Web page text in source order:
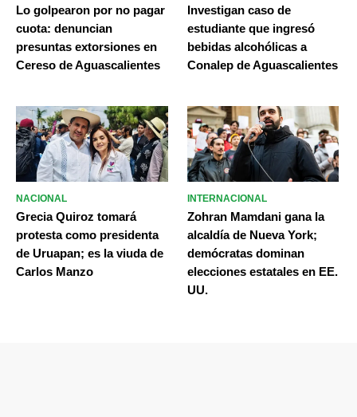
Lo golpearon por no pagar
cuota: denuncian
presuntas extorsiones en
Cereso de Aguascalientes
Investigan caso de
estudiante que ingresó
bebidas alcohólicas a
Conalep de Aguascalientes
NACIONAL
Grecia Quiroz tomará
protesta como presidenta
de Uruapan; es la viuda de
Carlos Manzo
INTERNACIONAL
Zohran Mamdani gana la
alcaldía de Nueva York;
demócratas dominan
elecciones estatales en EE.
UU.